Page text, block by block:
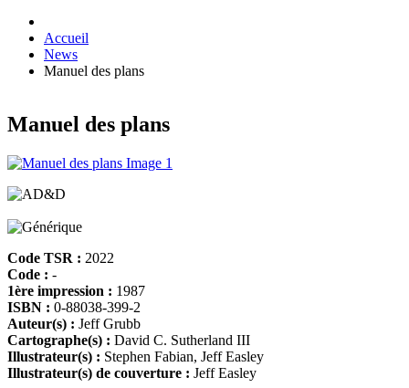
Accueil
News
Manuel des plans
Manuel des plans
Code TSR : 2022
Code : -
1ère impression : 1987
ISBN : 0-88038-399-2
Auteur(s) : Jeff Grubb
Cartographe(s) : David C. Sutherland III
Illustrateur(s) : Stephen Fabian, Jeff Easley
Illustrateur(s) de couverture : Jeff Easley